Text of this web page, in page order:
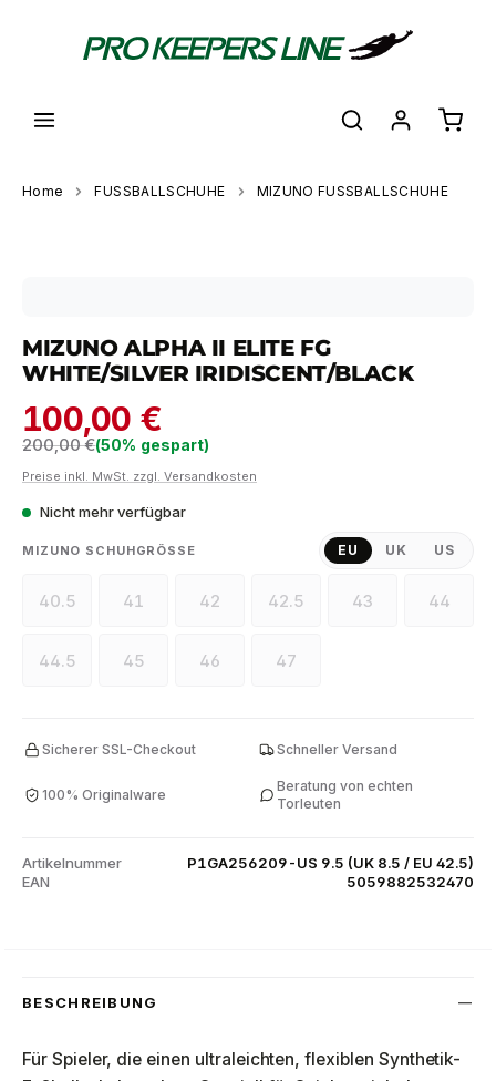
Home FUSSBALLSCHUHE MIZUNO FUSSBALLSCHUHE
MIZUNO ALPHA II ELITE FG
WHITE/SILVER IRIDISCENT/BLACK
100,00 €
Regulärer Preis:
200,00 €(50% gespart)
Preise inkl. MwSt. zzgl. Versandkosten
Nicht mehr verfügbar
MIZUNO SCHUHGRÖSSE
AUSWÄHLEN EU UK US
40.5 41 42 42.5 43 44
44.5 45 46 47
Sicherer SSL-Checkout Schneller Versand
100% Originalware
Beratung von echten
Torleuten
Artikelnummer
P1GA256209-US 9.5 (UK 8.5 / EU 42.5)
EAN
5059882532470
BESCHREIBUNG
Für Spieler, die einen ultraleichten, flexiblen Synthetik-